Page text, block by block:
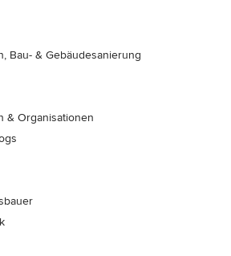
Bau- & Gebäudesanierung
& Organisationen